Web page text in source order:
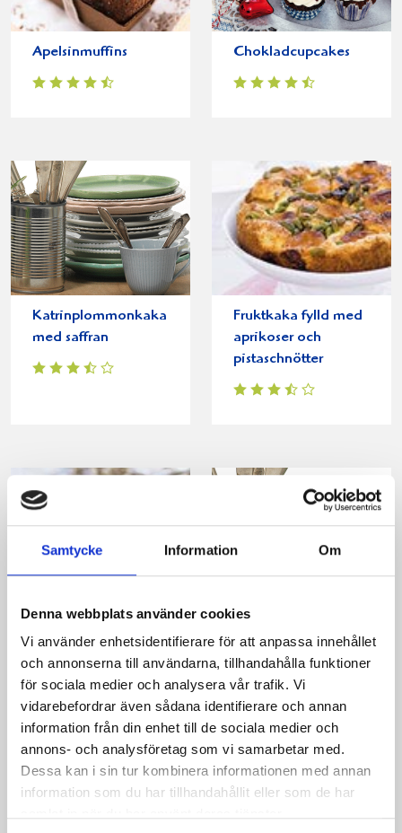
Samtycke Information Om
Denna webbplats använder cookies
Vi använder enhetsidentifierare för att anpassa innehållet
och annonserna till användarna, tillhandahålla funktioner
för sociala medier och analysera vår trafik. Vi
vidarebefordrar även sådana identifierare och annan
information från din enhet till de sociala medier och
annons- och analysföretag som vi samarbetar med.
Dessa kan i sin tur kombinera informationen med annan
information som du har tillhandahållit eller som de har
Apelsinmuffins Chokladcupcakes
Katrinplommonkaka
med saffran
Fruktkaka fylld med
aprikoser och
pistaschnötter
Mjuk pepparkaka
med tranbär
Pepparkaksmuffins